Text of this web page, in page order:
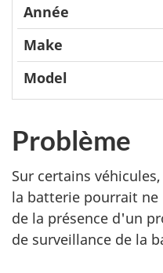
Problème
Sur certains
la batterie pourrait
de la présence d'un
de surveillance de la